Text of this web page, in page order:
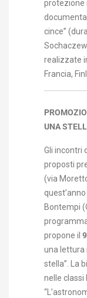
protezione
cince”
realizzate
Francia,
UNA
Gli incontri
proposti
(via
Bontempi
propone il
una lettura
stella”. La
nelle classi